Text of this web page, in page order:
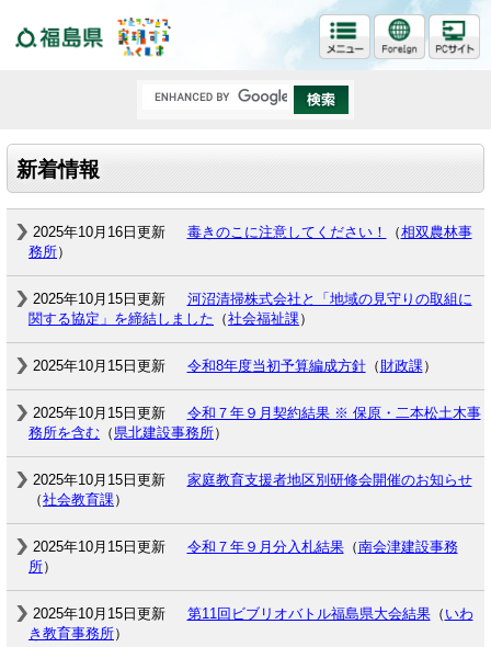
新着情報
2025年10月16日更新 毒きのこに注意してください！ （相双農林事
務所）
2025年10月15日更新
河沼清掃株式会社と「地域の見守りの取組に
関する協定」を締結しました （社会福祉課）
2025年10月15日更新 令和8年度当初予算編成方針（ 財政課）
2025年10月15日更新
令和７年９月契約結果 ※ 保原・二本松土木事
務所を含む （ 県北建設事務所）
2025年10月15日更新
家庭教育支援者地区別研修会開催のお知らせ
（社会教育課）
2025年10月15日更新 令和７年９月分入札結果（南会津建設事務
所）
2025年10月15日更新 第11回ビブリオバトル福島県大会結果（ いわ
き教育事務所）